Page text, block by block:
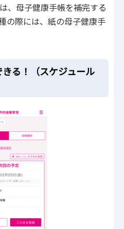
、母子健康手帳を補完する
の際には、紙の母子健康手
る！（スケジュール